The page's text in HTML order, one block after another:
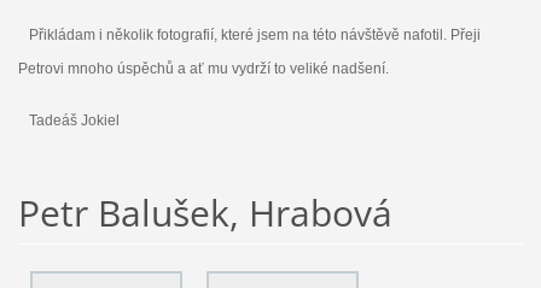
Přikládam i několik fotografií, které jsem na této návštěvě nafotil. Přeji
Petrovi mnoho úspěchů a ať mu vydrží to veliké nadšení.
Tadeáš Jokiel
Petr Balušek, Hrabová